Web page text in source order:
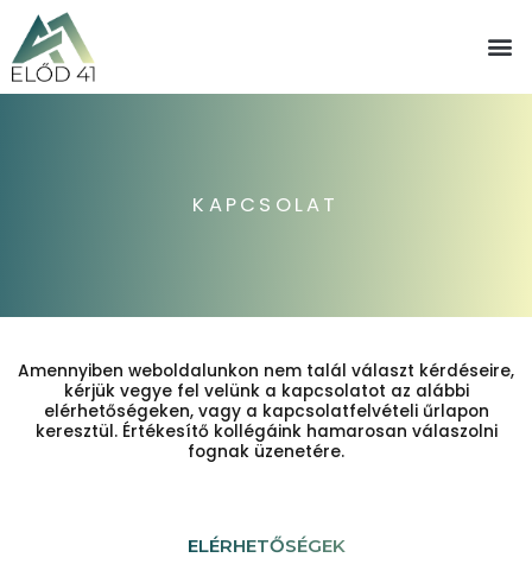
KAPCSOLAT
Amennyiben weboldalunkon nem talál választ kérdéseire,
kérjük vegye fel velünk a kapcsolatot az alábbi
elérhetőségeken, vagy a kapcsolatfelvételi űrlapon
keresztül. Értékesítő kollégáink hamarosan válaszolni
fognak üzenetére.
ELÉRHETŐSÉGEK